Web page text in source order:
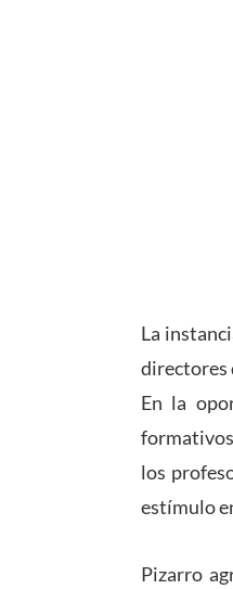
La
directores
En la
los
estímulo
Pizarro